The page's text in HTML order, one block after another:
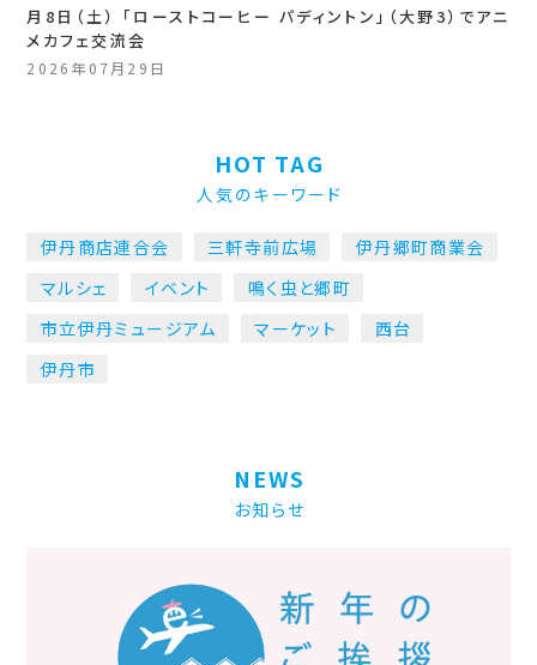
月8日（土） 「ローストコーヒー パディントン」（大野3）でアニ
メカフェ交流会
2026年07月29日
HOT TAG
人気のキーワード
伊丹商店連合会 三軒寺前広場
伊丹郷町商業会
マルシェ
イベント
鳴く虫と郷町
市立伊丹ミュージアム
マーケット
西台
伊丹市
NEWS
お知らせ